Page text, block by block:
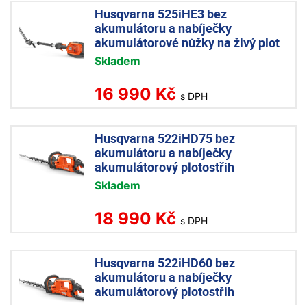
Husqvarna 525iHE3 bez
akumulátoru a nabíječky
akumulátorové nůžky na živý plot
Skladem
16 990 Kč s DPH
Husqvarna 522iHD75 bez
akumulátoru a nabíječky
akumulátorový plotostřih
Skladem
18 990 Kč s DPH
Husqvarna 522iHD60 bez
akumulátoru a nabíječky
akumulátorový plotostřih